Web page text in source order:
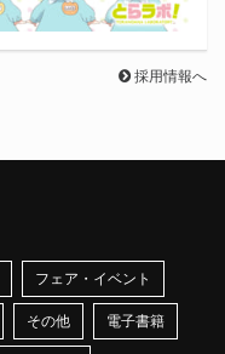
採用情報へ
フェア・イベント
その他 電子書籍